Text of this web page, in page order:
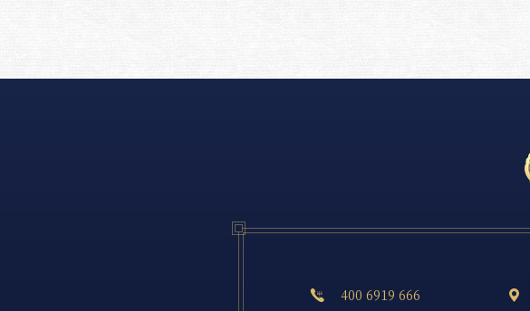
 400 6919 666 